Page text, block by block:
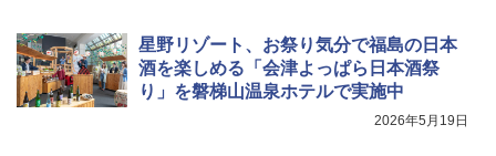
星野リゾート、お祭り気分で福島の日本
酒を楽しめる「会津よっぱら日本酒祭
り」を磐梯山温泉ホテルで実施中
2026年5月19日